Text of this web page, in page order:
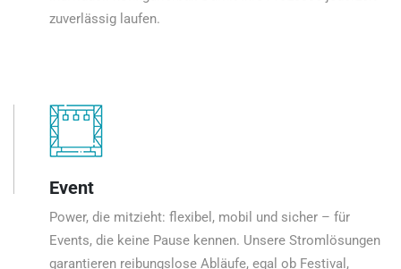
zuverlässig laufen.
Event
Power, die mitzieht: flexibel, mobil und sicher – für
Events, die keine Pause kennen. Unsere Stromlösungen
garantieren reibungslose Abläufe, egal ob Festival,